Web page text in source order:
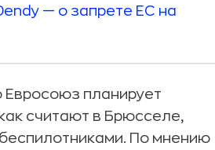
— о запрете ЕС на
Евросоюз планирует
считают в Брюсселе,
По мнению